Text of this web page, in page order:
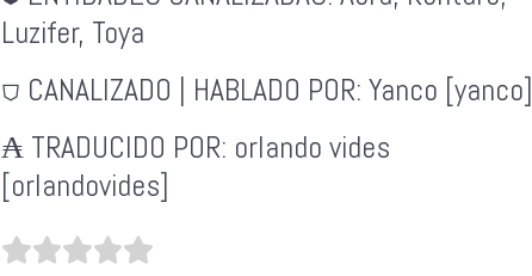
Luzifer, Toya
⛉ CANALIZADO | HABLADO POR: Yanco [yanco]
₳ TRADUCIDO POR: orlando vides
[orlandovides]